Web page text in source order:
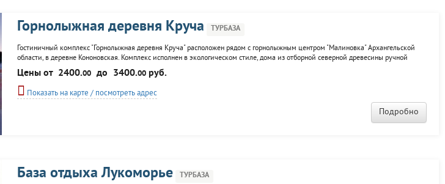
Горнолыжная деревня Круча ТУРБАЗА
Гостиничный комплекс "Горнолыжная деревня Круча" расположен рядом с горнолыжным центром "Малиновка" Архангельской
области, в деревне Кононовская. Комплекс исполнен в экологическом стиле, дома из отборной северной древесины ручной
рубки, в каждом домике светлый интерьер, четыре номера с отдельным входом, электричеством, TV, посудой, удобствами. К
усугам гостей вся...
Цены от 2400.00 до 3400.00руб.
Показать на карте / посмотреть адрес
Подробно
База отдыха Лукоморье ТУРБАЗА